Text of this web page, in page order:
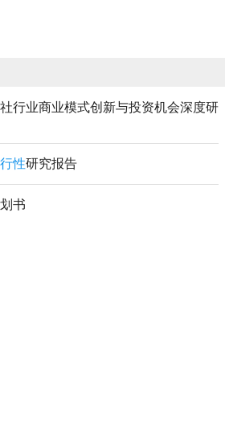
行业商业模式创新与投资机会深度研
性研究报告
书